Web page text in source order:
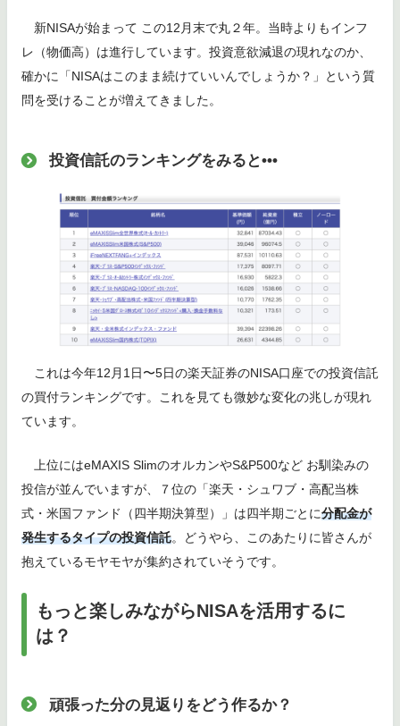
新NISAが始まって この12月末で丸２年。当時よりもインフ
レ（物価高）は進行しています。投資意欲減退の現れなのか、
確かに「NISAはこのまま続けていいんでしょうか？」という質
問を受けることが増えてきました。
投資信託のランキングをみると•••
これは今年12月1日〜5日の楽天証券のNISA口座での投資信託
の買付ランキングです。これを見ても微妙な変化の兆しが現れ
ています。
上位にはeMAXIS SlimのオルカンやS&P500など お馴染みの
投信が並んでいますが、７位の「楽天・シュワブ・高配当株
式・米国ファンド（四半期決算型）」は四半期ごとに分配金が
発生するタイプの投資信託。どうやら、このあたりに皆さんが
抱えているモヤモヤが集約されていそうです。
もっと楽しみながらNISAを活用するに
は？
頑張った分の見返りをどう作るか？